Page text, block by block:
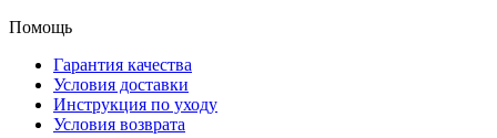
Помощь
Гарантия качества
Условия доставки
Инструкция по уходу
Условия возврата